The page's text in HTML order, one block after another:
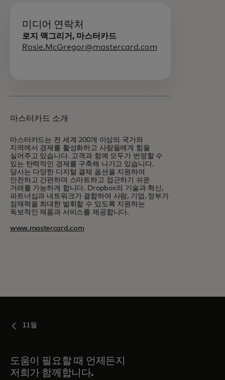
미디어 연락처
로지 맥그리거, 마스터카드
Rosie.McGregor@mastercard.com
마스터카드 소개
마스터카드는 전 세계 200개 이상의 국가와
지역에서 경제를 활성화하고 사람들에게 힘을
실어주고 있습니다. 고객과 함께 모두가 번영할 수
있는 탄력적인 경제를 구축해 나가고 있습니다.
당사는 다양한 디지털 결제 옵션을 지원하여
안전하고 간편하며 스마트하고 접근하기 쉬운
거래를 가능하게 합니다. Dropbox의 기술과 혁신,
파트너십과 네트워크가 결합하여 사람, 기업, 정부가
잠재력을 최대한 발휘할 수 있도록 지원하는
독보적인 제품과 서비스를 제공합니다.
www.mastercard.com
11월
도움이 필요할 때 언제든지
저희가 함께합니다.